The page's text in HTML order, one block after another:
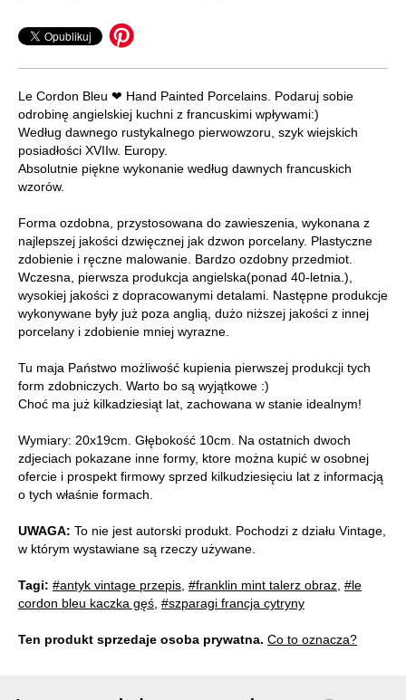
Le Cordon Bleu ❤ Hand Painted Porcelains. Podaruj sobie
odrobinę angielskiej kuchni z francuskimi wpływami:)
Według dawnego rustykalnego pierwowzoru, szyk wiejskich
posiadłości XVIIw. Europy.
Absolutnie piękne wykonanie według dawnych francuskich
wzorów.
Forma ozdobna, przystosowana do zawieszenia, wykonana z
najlepszej jakości dzwięcznej jak dzwon porcelany. Plastyczne
zdobienie i ręczne malowanie. Bardzo ozdobny przedmiot.
Wczesna, pierwsza produkcja angielska(ponad 40-letnia.),
wysokiej jakości z dopracowanymi detalami. Następne produkcje
wykonywane były już poza anglią, dużo niższej jakości z innej
porcelany i zdobienie mniej wyrazne.
Tu maja Państwo możliwość kupienia pierwszej produkcji tych
form zdobniczych. Warto bo są wyjątkowe :)
Choć ma już kilkadziesiąt lat, zachowana w stanie idealnym!
Wymiary: 20x19cm. Głębokość 10cm. Na ostatnich dwoch
zdjeciach pokazane inne formy, ktore można kupić w osobnej
ofercie i prospekt firmowy sprzed kilkudziesięciu lat z informacją
o tych właśnie formach.
UWAGA: To nie jest autorski produkt. Pochodzi z działu Vintage,
w którym wystawiane są rzeczy używane.
Tagi: #antyk vintage przepis, #franklin mint talerz obraz, #le
cordon bleu kaczka gęś, #szparagi francja cytryny
Ten produkt sprzedaje osoba prywatna. Co to oznacza?